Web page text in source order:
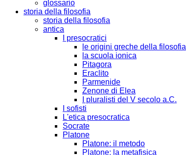
glossario
storia della filosofia
storia della filosofia
antica
I presocratici
le origini greche della filosofia
la scuola ionica
Pitagora
Eraclito
Parmenide
Zenone di Elea
I pluralisti del V secolo a.C.
I sofisti
L'etica presocratica
Socrate
Platone
Platone: il metodo
Platone: la metafisica